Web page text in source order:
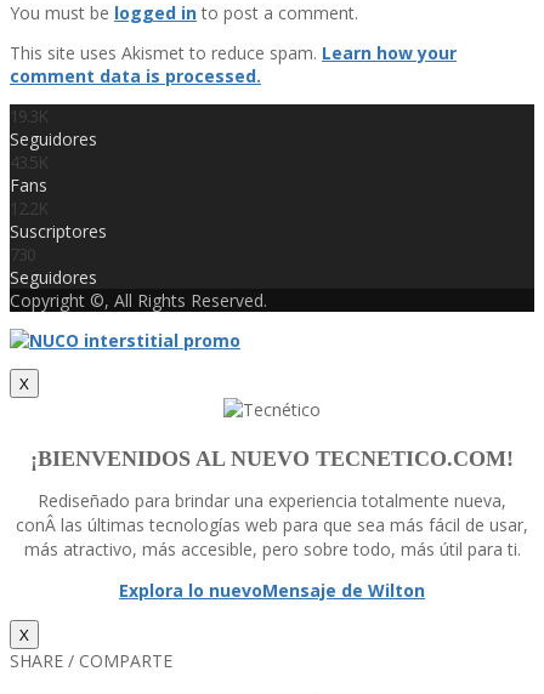
You must be logged into post a comment.
This site uses Akismet to reduce spam. Learn how your
comment data is processed.
19.3K
Seguidores
43.5K
Fans
12.2K
Suscriptores
730
Seguidores
Copyright ©, All Rights Reserved.
X
¡BIENVENIDOS AL NUEVO TECNETICO.COM!
Rediseñado para brindar una experiencia totalmente nueva,
conÂ las últimas tecnologí­as web para que sea más fácil de usar,
más atractivo, más accesible, pero sobre todo, más útil para ti.
Explora lo nuevoMensaje de Wilton
X
SHARE / COMPARTE